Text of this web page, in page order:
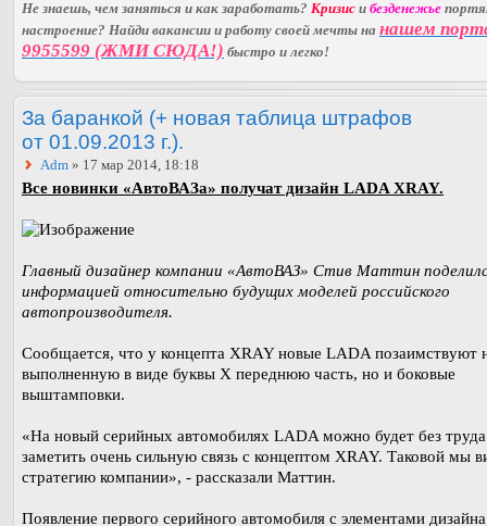
Не знаешь, чем заняться и как заработать? Кризис и безденежье
настроение? Найди вакансии и работу своей мечты на нашем
9955599 (ЖМИ СЮДА!) быстро и легко!
За баранкой (+ новая таблица штрафов
от 01.09.2013 г.).
Adm » 17 мар 2014, 18:18
Все новинки «АвтоВАЗа» получат дизайн LADA XRAY.
Главный дизайнер компании «АвтоВАЗ» Стив Маттин
информацией относительно будущих моделей российского
автопроизводителя.
Сообщается, что у концепта XRAY новые LADA позаимствуют
выполненную в виде буквы X переднюю часть, но и боковые
выштамповки.
«На новый серийных автомобилях LADA можно будет без труда
заметить очень сильную связь с концептом XRAY. Таковой мы
стратегию компании», - рассказали Маттин.
Появление первого серийного автомобиля с элементами